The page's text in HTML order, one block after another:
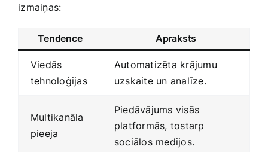
⁢izmaiņas:
Tendence Apraksts
Viedās
tehnoloģijas
Automatizēta ‌krājumu
uzskaite un analīze.
Multikanāla
pieeja
Piedāvājums visās
platformās, tostarp
sociālos ‌medijos.